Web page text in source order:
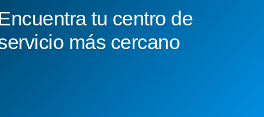
tu centro de
más cercano